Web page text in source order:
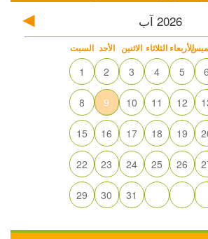
2026 آب
السبت الأحد الاثنين الثلاثاء الأربعاء
1 2 3 4 5 6
8 9 10 11 12
15 16 17 18 19
22 23 24 25 26
29 30 31